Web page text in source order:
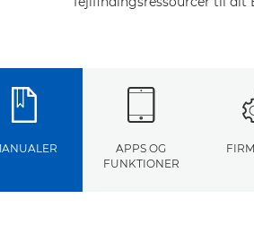
APPS OG
FUNKTIONER